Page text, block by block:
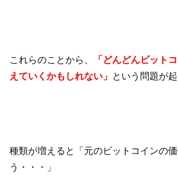
これらのことから、
「どんどんビット
えていくかもしれない」 という問題が起
種類が増えると「元のビットコインの
う・・・」